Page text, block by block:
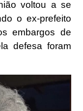
voltou a se
o ex-prefeito
embargos de
defesa foram